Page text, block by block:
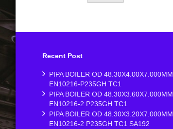
Recent Post
PIPA BOILER OD 48.30X4.00X7.000MM
EN10216-P235GH TC1
PIPA BOILER OD 48.30X3.60X7.000MM
EN10216-2 P235GH TC1
PIPA BOILER OD 48.30X3.20X7.000MM
EN10216-2 P235GH TC1 SA192